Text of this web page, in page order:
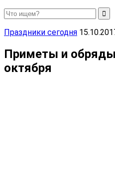
Праздники сегодня
Приметы и
октября